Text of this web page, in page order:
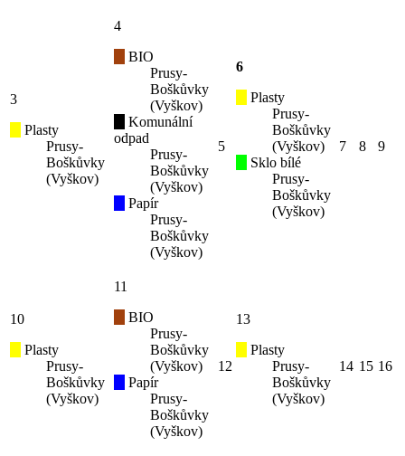
3
Plasty
Prusy-
Boškůvky
(Vyškov)
4
BIO
Prusy-
Boškůvky
(Vyškov)
Komunální
odpad
Prusy-
Boškůvky
(Vyškov)
Papír
Prusy-
Boškůvky
(Vyškov)
5
6
Plasty
Prusy-
Boškůvky
(Vyškov)
Sklo bílé
Prusy-
Boškůvky
(Vyškov)
7 8 9
10
Plasty
Prusy-
Boškůvky
(Vyškov)
11
BIO
Prusy-
Boškůvky
(Vyškov)
Papír
Prusy-
Boškůvky
(Vyškov)
12
13
Plasty
Prusy-
Boškůvky
(Vyškov)
14 15 16